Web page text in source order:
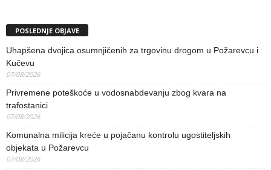
POSLEDNJE OBJAVE
Uhapšena dvojica osumnjičenih za trgovinu drogom u Požarevcu i
Kučevu
07/08/2026
Privremene poteškoće u vodosnabdevanju zbog kvara na
trafostanici
07/08/2026
Komunalna milicija kreće u pojačanu kontrolu ugostiteljskih
objekata u Požarevcu
07/08/2026